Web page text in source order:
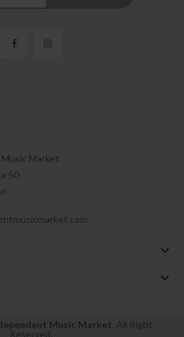
Market
50


Music Market. All Right
Reserved.